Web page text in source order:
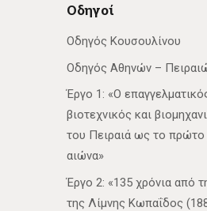
Οδηγοί
Οδηγός Κουσουλίνου
Οδηγός Αθηνών –
Έργο 1: «Ο
βιοτεχνικός και
του Πειραιά ως το πρώτο
αιώνα»
Έργο 2: «135 χρόνια από
της Λίμνης Κωπαΐδος